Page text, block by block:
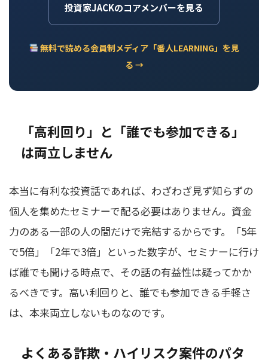
投資家JACKのコアメンバーを見る
無料で読める会員制メディア「番人LEARNING」を見
る →
「高利回り」と「誰でも参加できる」
は両立しません
本当に有利な投資話であれば、わざわざ見ず知らずの
個人を集めたセミナーで配る必要はありません。資金
力のある一部の人の間だけで完結するからです。「5年
で5倍」「2年で3倍」といった数字が、セミナーに行け
ば誰でも聞ける時点で、その話の有益性は疑ってかか
るべきです。高い利回りと、誰でも参加できる手軽さ
は、本来両立しないものなのです。
よくある詐欺・ハイリスク案件のパタ